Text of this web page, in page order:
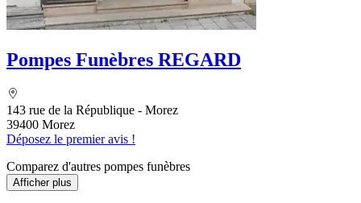
Pompes Funèbres REGARD
143 rue de la République - Morez
39400 Morez
Déposez le premier avis !
Comparez d'autres pompes funèbres
Afficher plus